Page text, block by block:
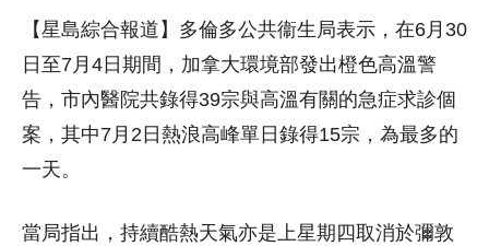
【星島綜合報道】多倫多公共衞生局表示，在6月30
日至7月4日期間，加拿大環境部發出橙色高溫警
告，市內醫院共錄得39宗與高溫有關的急症求診個
案，其中7月2日熱浪高峰單日錄得15宗，為最多的
一天。
當局指出，持續酷熱天氣亦是上星期四取消於彌敦